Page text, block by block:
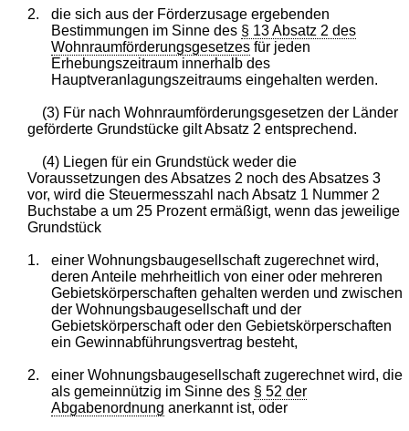
2.
die sich aus der Förderzusage ergebenden
Bestimmungen im Sinne des § 13 Absatz 2 des
Wohnraumförderungsgesetzesfür jeden
Erhebungszeitraum innerhalb des
Hauptveranlagungszeitraums eingehalten werden.
(3) Für nach Wohnraumförderungsgesetzen der Länder
geförderte Grundstücke gilt Absatz 2 entsprechend.
(4) Liegen für ein Grundstück weder die
Voraussetzungen des Absatzes 2 noch des Absatzes 3
vor, wird die Steuermesszahl nach Absatz 1 Nummer 2
Buchstabe a um 25 Prozent ermäßigt, wenn das jeweilige
Grundstück
1.
einer Wohnungsbaugesellschaft zugerechnet wird,
deren Anteile mehrheitlich von einer oder mehreren
Gebietskörperschaften gehalten werden und zwischen
der Wohnungsbaugesellschaft und der
Gebietskörperschaft oder den Gebietskörperschaften
ein Gewinnabführungsvertrag besteht,
2.
einer Wohnungsbaugesellschaft zugerechnet wird, die
als gemeinnützig im Sinne des § 52 der
Abgabenordnung anerkannt ist, oder